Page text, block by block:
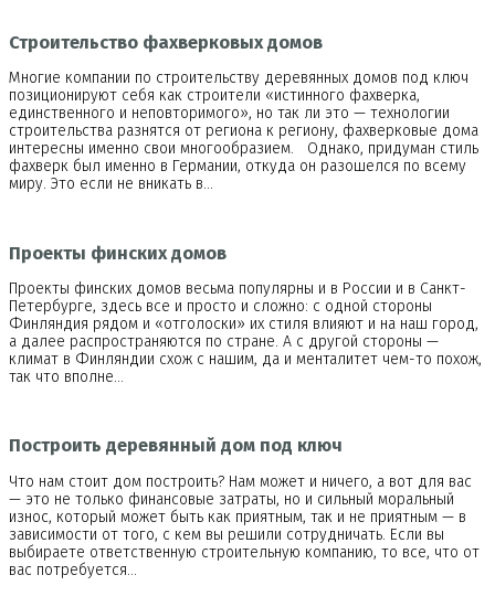
Строительство фахверковых домов
Многие компании по строительству деревянных домов под ключ
позиционируют себя как строители «истинного фахверка,
единственного и неповторимого», но так ли это — технологии
строительства разнятся от региона к региону, фахверковые дома
интересны именно свои многообразием. Однако, придуман стиль
фахверк был именно в Германии, откуда он разошелся по всему
миру. Это если не вникать в…
Проекты финских домов
Проекты финских домов весьма популярны и в России и в Санкт-
Петербурге, здесь все и просто и сложно: с одной стороны
Финляндия рядом и «отголоски» их стиля влияют и на наш город,
а далее распространяются по стране. А с другой стороны —
климат в Финляндии схож с нашим, да и менталитет чем-то похож,
так что вполне…
Построить деревянный дом под ключ
Что нам стоит дом построить? Нам может и ничего, а вот для вас
— это не только финансовые затраты, но и сильный моральный
износ, который может быть как приятным, так и не приятным — в
зависимости от того, с кем вы решили сотрудничать. Если вы
выбираете ответственную строительную компанию, то все, что от
вас потребуется…